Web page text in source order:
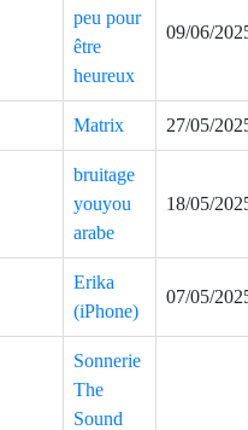
peu pour
être
heureux
09/06/
Matrix 27/05/
bruitage
youyou
arabe
18/05/
Erika
(iPhone)
07/05/
Sonnerie
The
Sound